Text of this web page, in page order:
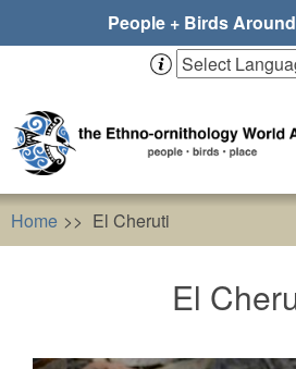
People + Birds
Home El Cheruti
El